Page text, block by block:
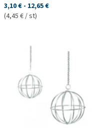
3,10 € - 12,65 €
(4,45 € / st)